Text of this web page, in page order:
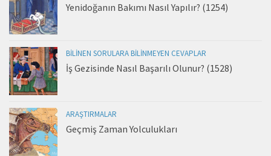
Yenidoğanın Bakımı Nasıl Yapılır? (1254)
BILINEN SORULARA BILINMEYEN CEVAPLAR
İş Gezisinde Nasıl Başarılı Olunur? (1528)
ARAŞTIRMALAR
Geçmiş Zaman Yolculukları